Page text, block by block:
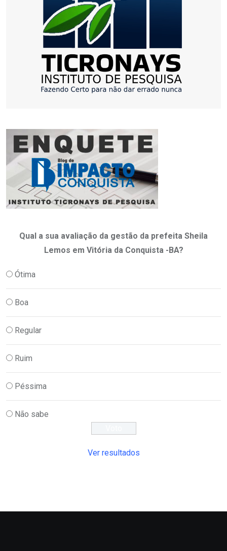
Qual a sua avaliação da gestão da prefeita Sheila
Lemos em Vitória da Conquista -BA?
Ótima
Boa
Regular
Ruim
Péssima
Não sabe
Ver resultados